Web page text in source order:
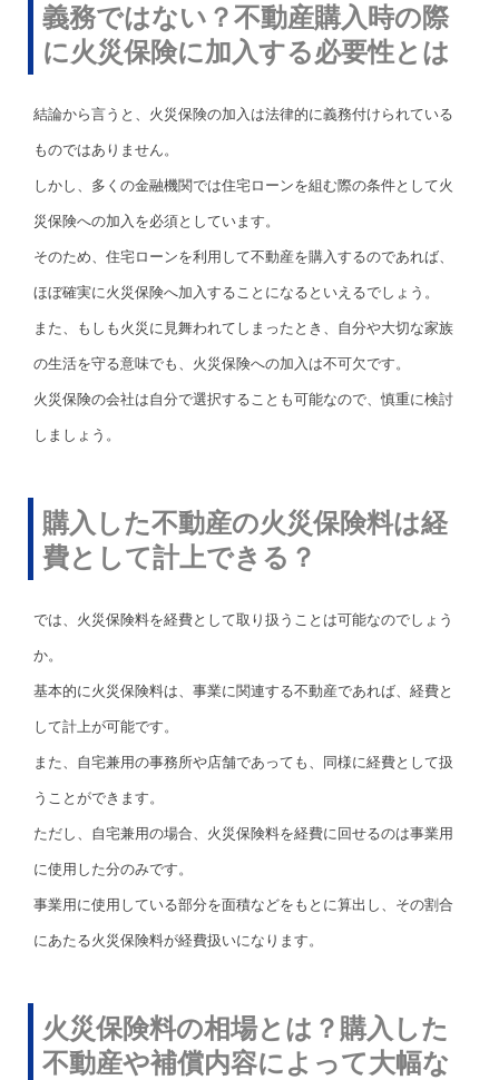
義務ではない？不動産購入時の際
に火災保険に加入する必要性とは
結論から言うと、火災保険の加入は法律的に義務付けられている
ものではありません。
しかし、多くの金融機関では住宅ローンを組む際の条件として火
災保険への加入を必須としています。
そのため、住宅ローンを利用して不動産を購入するのであれば、
ほぼ確実に火災保険へ加入することになるといえるでしょう。
また、もしも火災に見舞われてしまったとき、自分や大切な家族
の生活を守る意味でも、火災保険への加入は不可欠です。
火災保険の会社は自分で選択することも可能なので、慎重に検討
しましょう。
購入した不動産の火災保険料は経
費として計上できる？
では、火災保険料を経費として取り扱うことは可能なのでしょう
か。
基本的に火災保険料は、事業に関連する不動産であれば、経費と
して計上が可能です。
また、自宅兼用の事務所や店舗であっても、同様に経費として扱
うことができます。
ただし、自宅兼用の場合、火災保険料を経費に回せるのは事業用
に使用した分のみです。
事業用に使用している部分を面積などをもとに算出し、その割合
にあたる火災保険料が経費扱いになります。
火災保険料の相場とは？購入した
不動産や補償内容によって大幅な